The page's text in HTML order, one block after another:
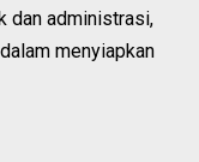
dan administrasi,
menyiapkan